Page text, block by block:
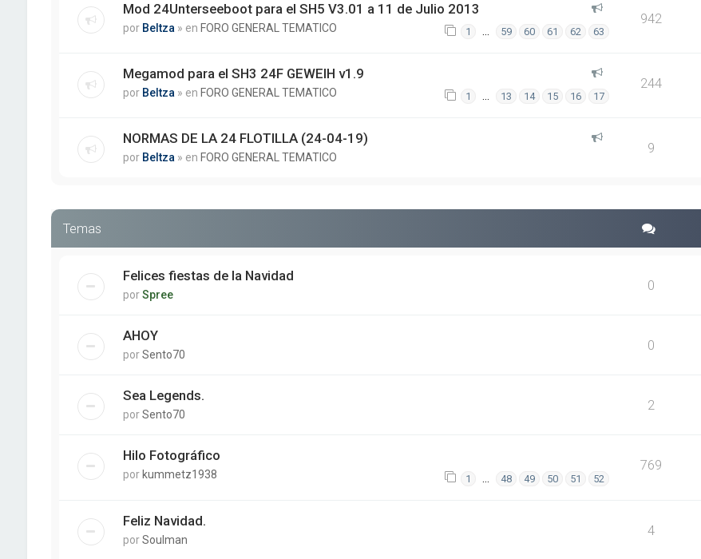
Mod 24Unterseeboot para el SH5 V3.01 a 11 de Julio 2013
por Beltza » en FORO GENERAL TEMATICO 1 … 59 60 61 62 63
942
Megamod para el SH3 24F GEWEIH v1.9
por Beltza » en FORO GENERAL TEMATICO 1 … 13 14 15 16 17
244
NORMAS DE LA 24 FLOTILLA (24-04-19)
por Beltza » en FORO GENERAL TEMATICO
9
Temas
Felices fiestas de la Navidad
porSpree
0
AHOY
porSento70
0
Sea Legends.
porSento70
2
Hilo Fotográfico
por kummetz1938 1 48 49 50 51 52
769
Feliz Navidad.
porSoulman
4